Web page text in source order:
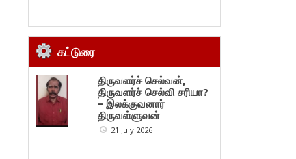
கட்டுரை
திருவளர்ச் செல்வன்,
திருவளர்ச் செல்வி சரியா?
– இலக்குவனார்
திருவள்ளுவன்
21 July 2026